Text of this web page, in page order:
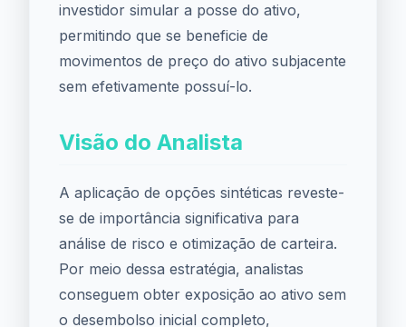
investidor simular a posse do ativo,
permitindo que se beneficie de
movimentos de preço do ativo subjacente
sem efetivamente possuí-lo.
Visão do Analista
A aplicação de opções sintéticas reveste-
se de importância significativa para
análise de risco e otimização de carteira.
Por meio dessa estratégia, analistas
conseguem obter exposição ao ativo sem
o desembolso inicial completo,